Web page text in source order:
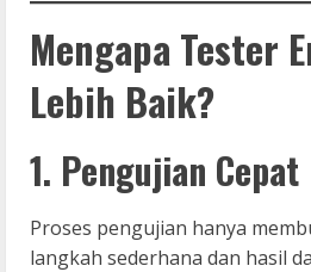
Mengapa Tester
Lebih Baik?
1. Pengujian Cepat
Proses pengujian hanya
langkah sederhana dan hasil